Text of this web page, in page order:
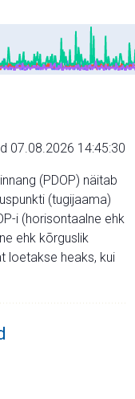
07.08.2026 14:45:30
(PDOP) näitab
(tugijaama)
i (horisontaalne ehk
ehk kõrguslik
loetakse heaks, kui